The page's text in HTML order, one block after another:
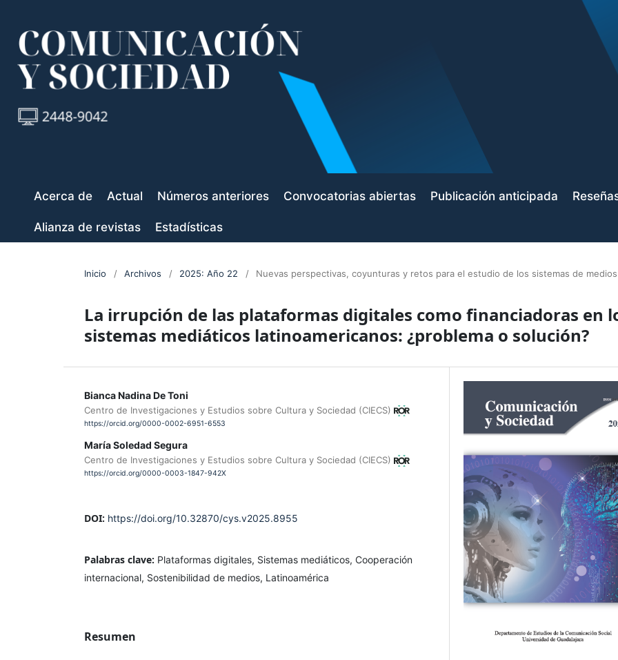
Acerca de Actual Números anteriores Convocatorias abiertas Publicación anticipada
Alianza de revistas Estadísticas
Inicio / Archivos / 2025: Año 22 / Nuevas perspectivas, coyunturas y retos para el estudio de los sistemas de medios
La irrupción de las plataformas digitales como financiadoras en
sistemas mediáticos latinoamericanos: ¿problema o solución?
Bianca Nadina De Toni
Centro de Investigaciones y Estudios sobre Cultura y Sociedad (CIECS)
https://orcid.org/0000-0002-6951-6553
María Soledad Segura
Centro de Investigaciones y Estudios sobre Cultura y Sociedad (CIECS)
https://orcid.org/0000-0003-1847-942X
DOI: https://doi.org/10.32870/cys.v2025.8955
Palabras clave: Plataformas digitales, Sistemas mediáticos, Cooperación
internacional, Sostenibilidad de medios, Latinoamérica
Resumen